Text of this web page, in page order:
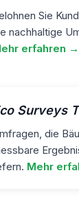
Sie
nachhaltige
erfahren →
Surveys
die
Mehr